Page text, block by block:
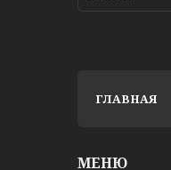
ГЛАВНАЯ